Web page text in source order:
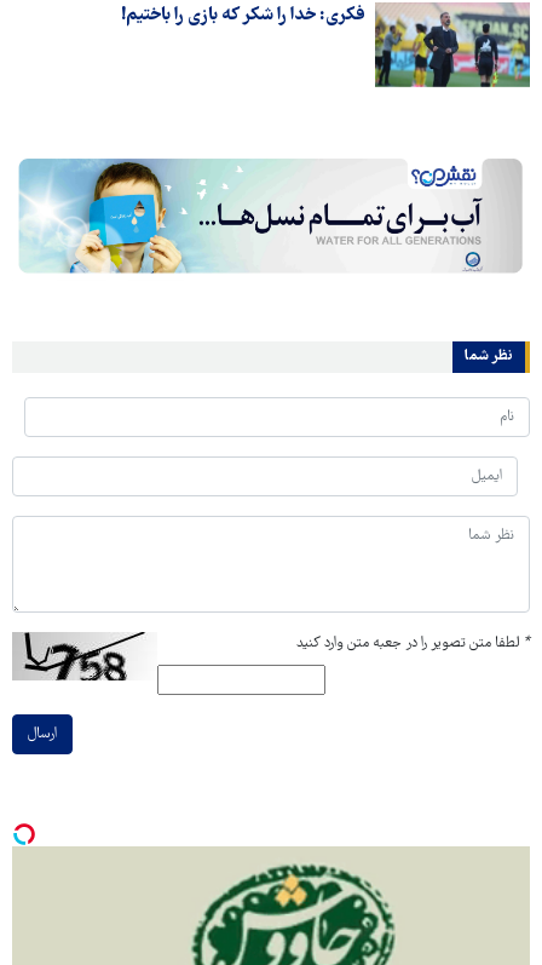
فکری: خدا را شکر که بازی را باختیم!
نظر شما
* لطفا متن تصویر را در جعبه متن وارد کنید
ارسال